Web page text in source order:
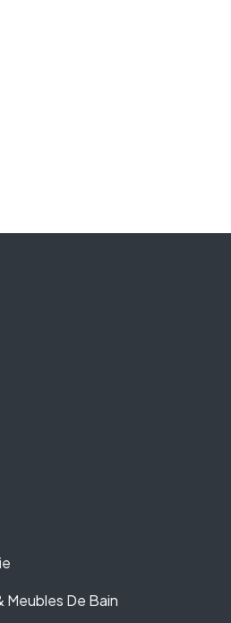
Meubles De Bain